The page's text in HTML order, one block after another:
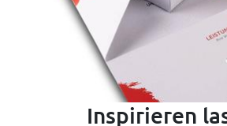
Inspirieren